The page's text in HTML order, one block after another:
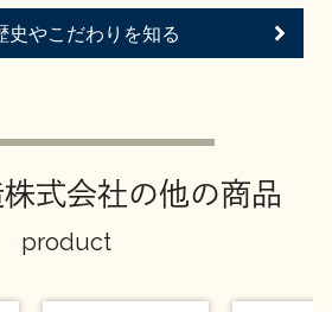
史やこだわりを知る
式会社の他の商品
product